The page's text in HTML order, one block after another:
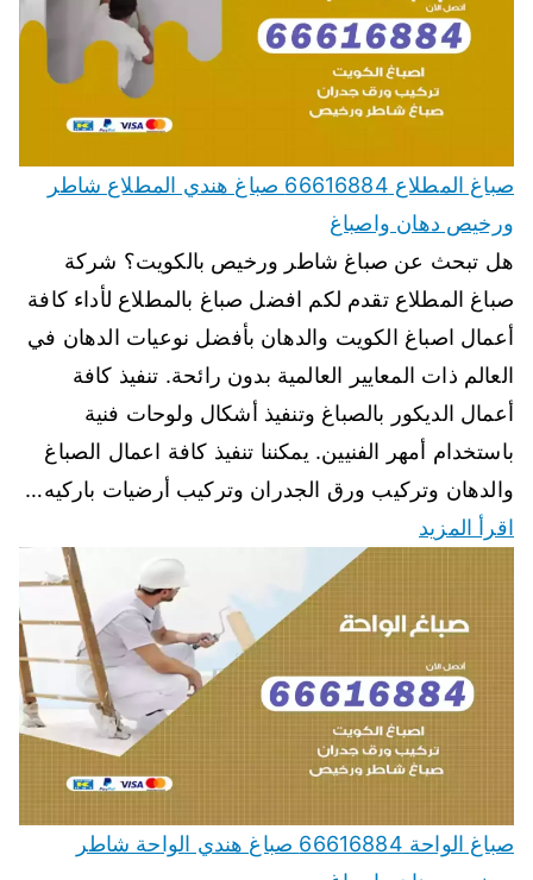
صباغ المطلاع 66616884 صباغ هندي المطلاع شاطر
ورخيص دهان واصباغ
هل تبحث عن صباغ شاطر ورخيص بالكويت؟ شركة
صباغ المطلاع تقدم لكم افضل صباغ بالمطلاع لأداء كافة
أعمال اصباغ الكويت والدهان بأفضل نوعيات الدهان في
العالم ذات المعايير العالمية بدون رائحة. تنفيذ كافة
أعمال الديكور بالصباغ وتنفيذ أشكال ولوحات فنية
باستخدام أمهر الفنيين. يمكننا تنفيذ كافة اعمال الصباغ
والدهان وتركيب ورق الجدران وتركيب أرضيات باركيه…
اقرأ المزيد
صباغ الواحة 66616884 صباغ هندي الواحة شاطر